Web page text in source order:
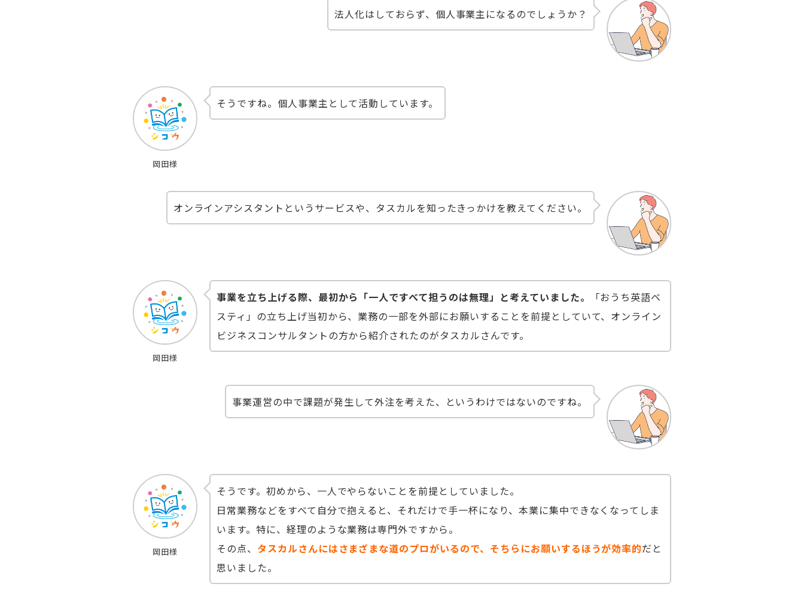
法人化はしておらず、個人事業主になるのでしょうか？
岡田様
そうですね。個人事業主として活動しています。
オンラインアシスタントというサービスや、タスカルを知ったきっかけを教えてください。
岡田様
事業を立ち上げる際、最初から「一人ですべて担うのは無理」と考えていました。
「おうち英語ベ
スティ」の立ち上げ当初から、業務の一部を外部にお願いすることを前提としていて、オンライン
ビジネスコンサルタントの方から紹介されたのがタスカルさんです。
事業運営の中で課題が発生して外注を考えた、というわけではないのですね。
岡田様
そうです。初めから、一人でやらないことを前提としていました。
日常業務などをすべて自分で抱えると、それだけで手一杯になり、本業に集中できなくなってしま
います。特に、経理のような業務は専門外ですから。
その点、 タスカルさんにはさまざまな道のプロがいるので、そちらにお願いするほうが効率的だと
思いました。